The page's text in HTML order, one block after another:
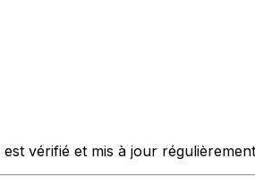
est vérifié et mis à jour régulièrement